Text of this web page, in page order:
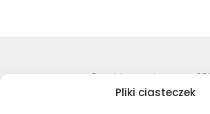
Pliki ciasteczek
©Archiwa Państwowe
Wykonanie:nFinity.pl